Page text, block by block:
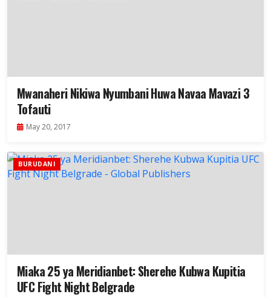
Mwanaheri Nikiwa Nyumbani Huwa Navaa Mavazi 3
Tofauti
May 20, 2017
BURUDANI
Miaka 25 ya Meridianbet: Sherehe Kubwa Kupitia
UFC Fight Night Belgrade